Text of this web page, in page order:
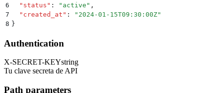
6
  "
status " : " active " ,
7
  "
created_at " : " 2024-01-15T09:30:00Z"
8 }
Authentication
X-SECRET-KEYstring
Tu clave secreta de API
Path parameters